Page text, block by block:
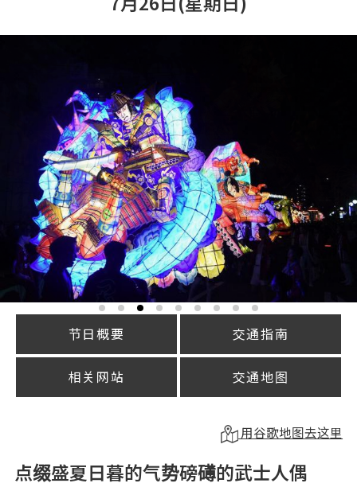
节日概要 交通指南
相关网站 交通地图
用谷歌地图去这里
点缀盛夏日暮的气势磅礡的武士人偶